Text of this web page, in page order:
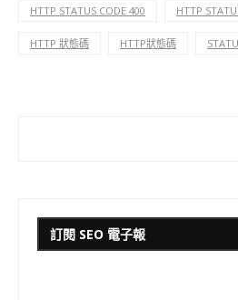
HTTP STATUS CODE 400 HTTP
HTTP 狀態碼 HTTP狀態碼
訂閱 SEO 電子報